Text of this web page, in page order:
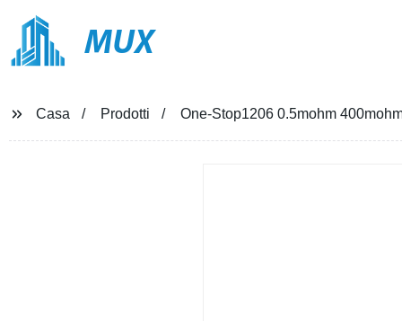
MUX
Casa Prodotti One-Stop1206 0.5mohm